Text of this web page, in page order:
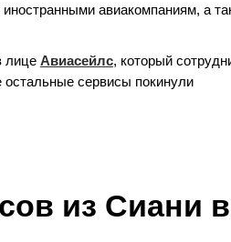
авиакомпаниям, а
лице Авиасейлс, который
сервисы покинули
из Сиани в